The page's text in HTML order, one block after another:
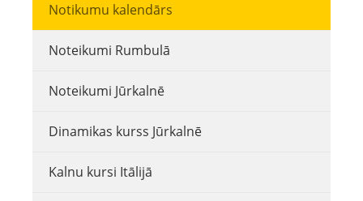
Notikumu kalendārs
Noteikumi Rumbulā
Noteikumi Jūrkalnē
Dinamikas kurss Jūrkalnē
Kalnu kursi Itālijā